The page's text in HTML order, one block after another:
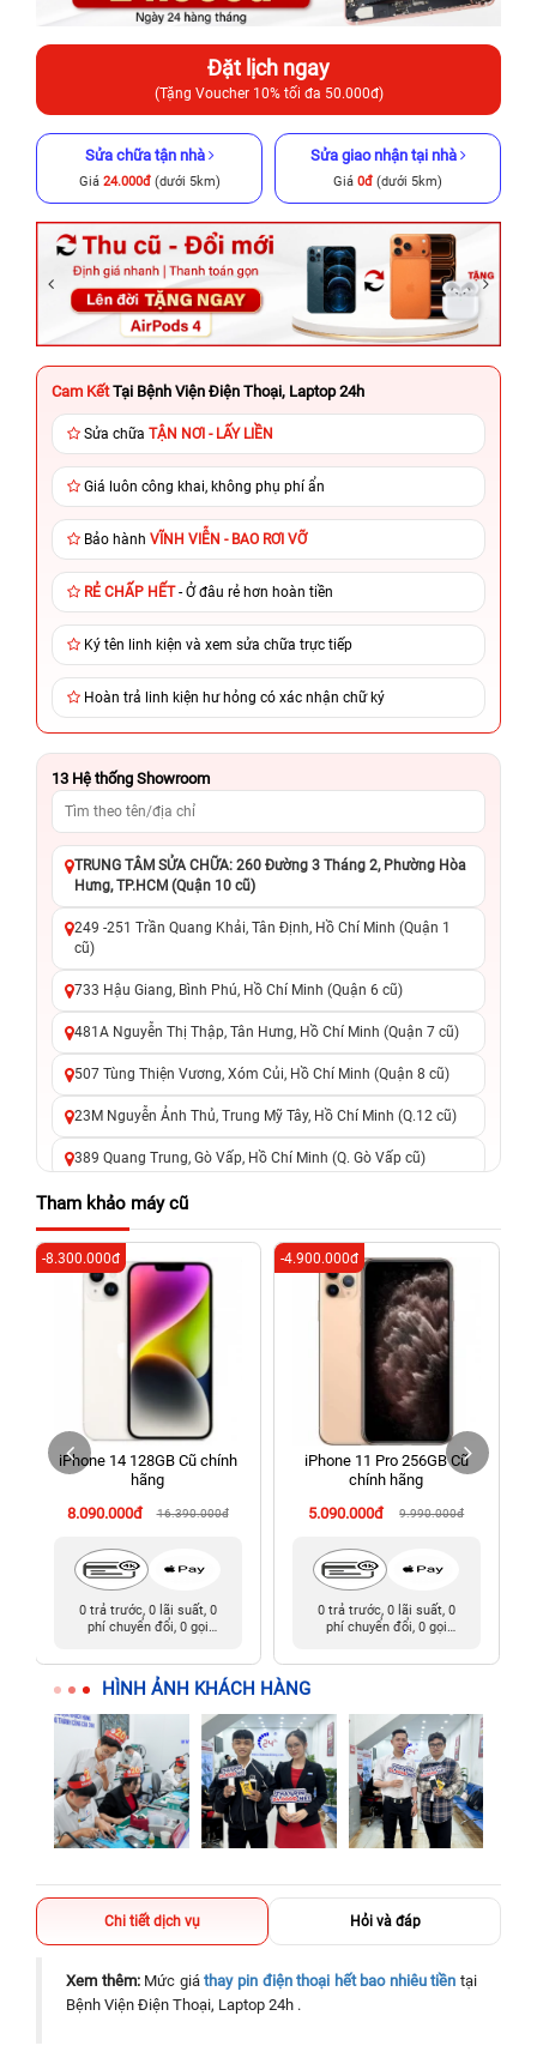
Đặt lịch ngay
(Tặng Voucher 10% tối đa 50.000đ)
Sửa chữa tận nhà
Giá 24.000đ(dưới 5km)
Sửa giao nhận tại nhà
Giá 0đ (dưới 5km)
Cam Kết Tại Bệnh Viện Điện Thoại, Laptop 24h
Sửa chữa TẬN NƠI - LẤY LIỀN
Giá luôn công khai, không phụ phí ẩn
Bảo hành VĨNH VIỄN - BAO RƠI VỠ
RẺ CHẤP HẾT- Ở đâu rẻ hơn hoàn tiền
Ký tên linh kiện và xem sửa chữa trực tiếp
Hoàn trả linh kiện hư hỏng có xác nhận chữ ký
13 Hệ thống Showroom
TRUNG TÂM SỬA CHỮA: 260 Đường 3 Tháng 2, Phường Hòa
Hưng, TP.HCM (Quận 10 cũ)
249 -251 Trần Quang Khải, Tân Định, Hồ Chí Minh (Quận 1
cũ)
733 Hậu Giang, Bình Phú, Hồ Chí Minh (Quận 6 cũ)
481A Nguyễn Thị Thập, Tân Hưng, Hồ Chí Minh (Quận 7 cũ)
507 Tùng Thiện Vương, Xóm Củi, Hồ Chí Minh (Quận 8 cũ)
23M Nguyễn Ảnh Thủ, Trung Mỹ Tây, Hồ Chí Minh (Q.12 cũ)
389 Quang Trung, Gò Vấp, Hồ Chí Minh (Q. Gò Vấp cũ)
625 - 625A Âu Cơ, Tân Phú, Hồ Chí Minh (Quận Tân Phú cũ)
326 Lê Văn Việt, Tăng Nhơn Phú, Hồ Chí Minh (Q.9 TP. Thủ
Đức cũ)
256 Võ Văn Ngân, Thủ Đức, Hồ Chí Minh (Bình Thọ, TP. Thủ
70 Nguyễn An Ninh, Dĩ An, Hồ Chí Minh (Bình Dương Cũ)
24h Vũng Tàu: 162A Ba Cu, Vũng Tàu, Hồ Chí Minh (TP. Vũng
Tàu cũ)
198 Hoàng Văn Thụ, Tân Sơn Nhất, Hồ Chí Minh (Tân Bình
Tham khảo máy cũ
iPhone 14 128GB Cũ chính
hãng
8.090.000đ
16.390.000đ
-8.300.000đ
0 trả trước, 0 lãi suất, 0
phí chuyển đổi, 0 gọi
iPhone 11 Pro 256GB Cũ
chính hãng
5.090.000đ
9.990.000đ
-4.900.000đ
0 trả trước, 0 lãi suất, 0
phí chuyển đổi, 0 gọi
HÌNH ẢNH KHÁCH HÀNG
Chi tiết dịch vụ Hỏi và đáp
Xem thêm:Mức giáthay pin điện thoại hết bao nhiêu tiền tại
Bệnh Viện Điện Thoại, Laptop 24h .